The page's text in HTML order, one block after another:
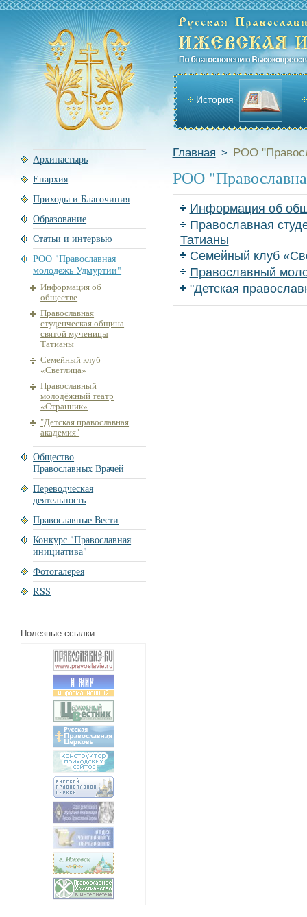
История
Главная > РОО
РОО
Информация об
Православная
Татианы
Семейный клуб
Православный
"Детская
Архипастырь
Епархия
Приходы и Благочиния
Образование
Статьи и интервью
РОО "Православная
молодежь Удмуртии"
Информация об
обществе
Православная
студенческая община
святой мученицы
Татианы
Семейный клуб
«Светлица»
Православный
молодёжный театр
«Странник»
"Детская православная
академия"
Общество
Православных Врачей
Переводческая
деятельность
Православные Вести
Конкурс "Православная
инициатива"
Фотогалерея
RSS
Полезные ссылки: